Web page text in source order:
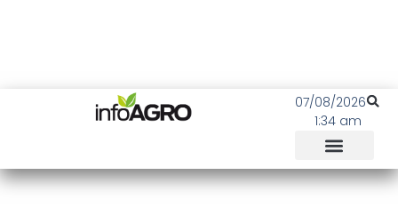
07/08/2026
1:34 am